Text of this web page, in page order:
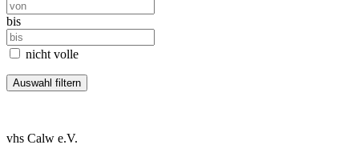
bis
nicht volle
vhs Calw e.V.